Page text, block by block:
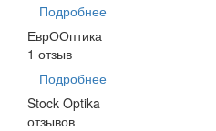
Подробнее
ЕврООптика
1 отзыв
Подробнее
Stock Optika
отзывов